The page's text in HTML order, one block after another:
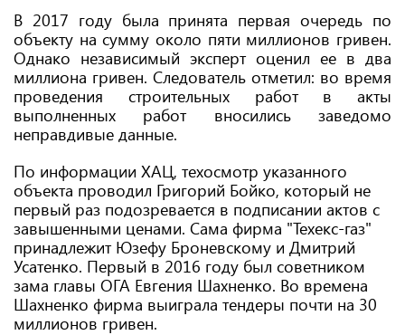
В 2017 году была принята первая очередь по
объекту на сумму около пяти миллионов гривен.
Однако независимый эксперт оценил ее в два
миллиона гривен. Следователь отметил: во время
проведения строительных работ в акты
выполненных работ вносились заведомо
неправдивые данные.
По информации ХАЦ, техосмотр указанного
объекта проводил Григорий Бойко, который не
первый раз подозревается в подписании актов с
завышенными ценами. Сама фирма "Техекс-газ"
принадлежит Юзефу Броневскому и Дмитрий
Усатенко. Первый в 2016 году был советником
зама главы ОГА Евгения Шахненко. Во времена
Шахненко фирма выиграла тендеры почти на 30
миллионов гривен.